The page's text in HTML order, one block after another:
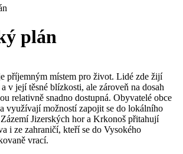
plán
příjemným místem pro život. Lidé zde žijí
v její těsné blízkosti, ale zároveň na dosah
relativně snadno dostupná. Obyvatelé obce
využívají možností zapojit se do lokálního
Jizerských hor a Krkonoš přitahují
i ze zahraničí, kteří se do Vysokého
vrací.